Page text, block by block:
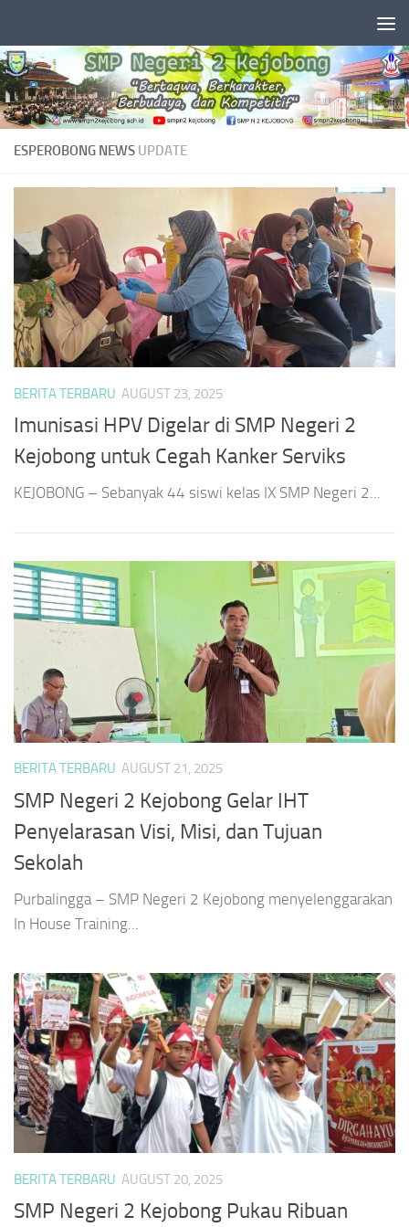
ESPEROBONG NEWS UPDATE
BERITA TERBARU AUGUST 23, 2025
Imunisasi HPV Digelar di SMP Negeri 2
Kejobong untuk Cegah Kanker Serviks
KEJOBONG – Sebanyak 44 siswi kelas IX SMP Negeri 2...
BERITA TERBARU AUGUST 21, 2025
SMP Negeri 2 Kejobong Gelar IHT
Penyelarasan Visi, Misi, dan Tujuan
Sekolah
Purbalingga – SMP Negeri 2 Kejobong menyelenggarakan
In House Training...
BERITA TERBARU AUGUST 20, 2025
SMP Negeri 2 Kejobong Pukau Ribuan